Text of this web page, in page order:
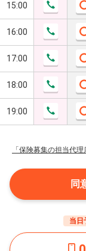
15:00
16:00
17:00
18:00
19:00
「保険募集の担当代
同
当日